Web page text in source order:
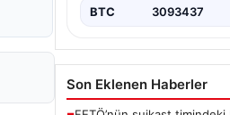
BTC 3093437
Son Eklenen Haberler